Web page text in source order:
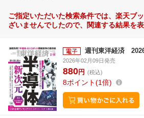
ご指定いただいた検索条件では、楽天ブ
ざいませんでしたので、関連する結果を表
週刊東洋経済
2026年02月09日発売
880円 (税込)
8ポイント 1倍